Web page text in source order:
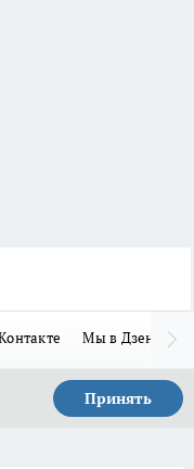
Мы в Дзене
Принять